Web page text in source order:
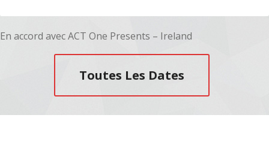
En accord avec ACT One Presents – Ireland
Toutes Les Dates